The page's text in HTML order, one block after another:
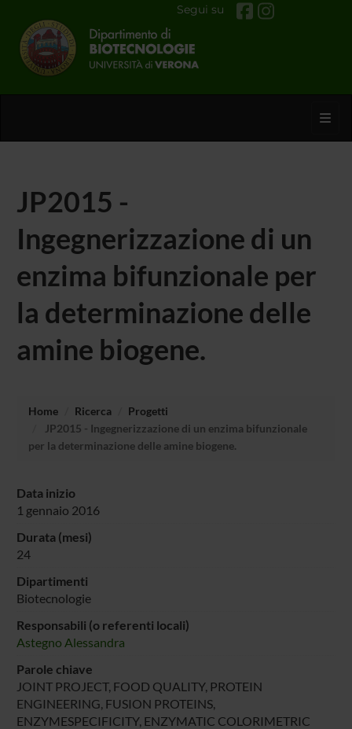
Segui su
JP2015 -
Ingegnerizzazione di un
enzima bifunzionale per
la determinazione delle
amine biogene.
Home Ricerca
Progetti
JP2015 - Ingegnerizzazione di un enzima bifunzionale
per la determinazione delle amine biogene.
Data inizio
1 gennaio 2016
Durata (mesi)
24
Dipartimenti
Biotecnologie
Responsabili (o referenti locali)
Astegno Alessandra
Parole chiave
JOINT PROJECT, FOOD QUALITY, PROTEIN
ENGINEERING, FUSION PROTEINS,
ENZYMESPECIFICITY, ENZYMATIC COLORIMETRIC